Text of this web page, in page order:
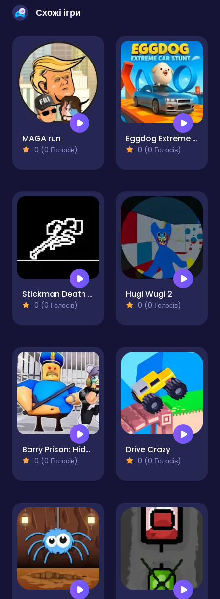
Схожі ігри
MAGA run
0 (0 Голосів)
Eggdog Extreme Car Stunt
0 (0 Голосів)
Stickman Death Run
0 (0 Голосів)
Hugi Wugi 2
0 (0 Голосів)
Barry Prison: Hide And Seek
0 (0 Голосів)
Drive Crazy
0 (0 Голосів)